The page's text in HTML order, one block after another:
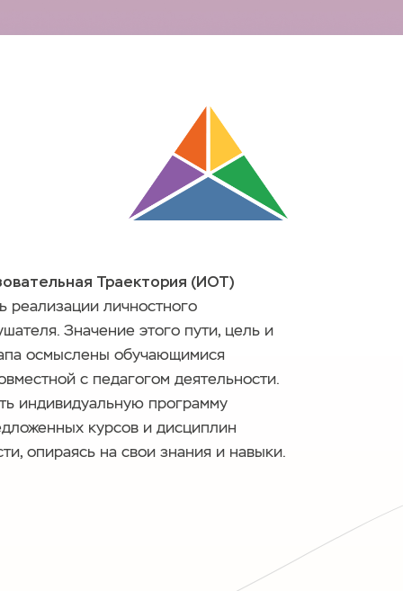
Траектория (ИОТ)
реализации личностного
Значение этого пути, цель и
осмыслены обучающимися
с педагогом деятельности.
индивидуальную программу
курсов и дисциплин
опираясь на свои знания и навыки.